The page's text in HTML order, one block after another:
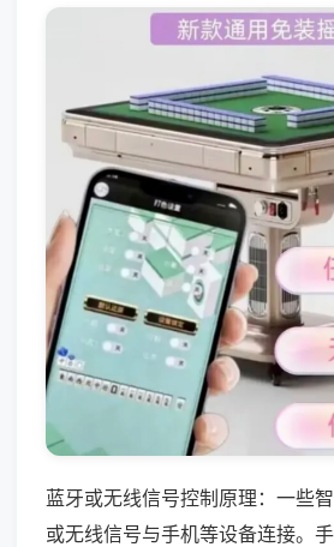
蓝牙或无线信号控制原理：一些
或无线信号与手机等设备连接。